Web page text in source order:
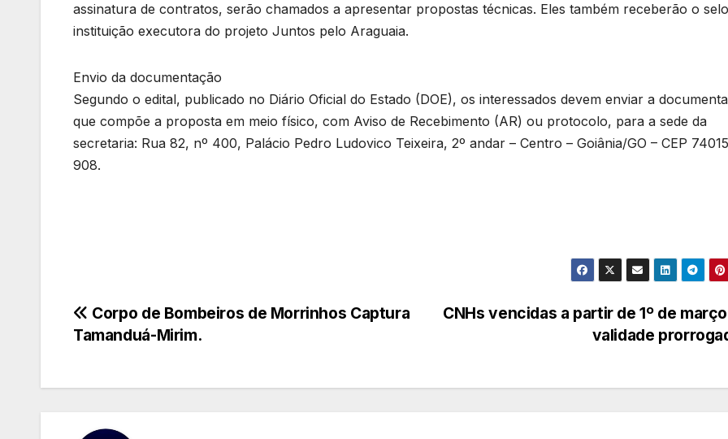
assinatura de contratos, serão chamados a apresentar propostas técnicas. Eles também receberão o
instituição executora do projeto Juntos pelo Araguaia.
Envio da documentação
Segundo o edital, publicado no Diário Oficial do Estado (DOE), os interessados devem enviar a
que compõe a proposta em meio físico, com Aviso de Recebimento (AR) ou protocolo, para a sede da
secretaria: Rua 82, nº 400, Palácio Pedro Ludovico Teixeira, 2º andar – Centro – Goiânia/GO – CEP
908.
Navegação
Post
CNHs vencidas a partir de 1º de
validade
Corpo de Bombeiros de Morrinhos Captura
Tamanduá-Mirim.